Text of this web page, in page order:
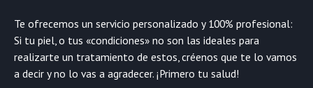
Te ofrecemos un servicio personalizado y 100% profesional:
Si tu piel, o tus «condiciones» no son las ideales para
realizarte un tratamiento de estos, créenos que te lo vamos
a decir y no lo vas a agradecer. ¡Primero tu salud!